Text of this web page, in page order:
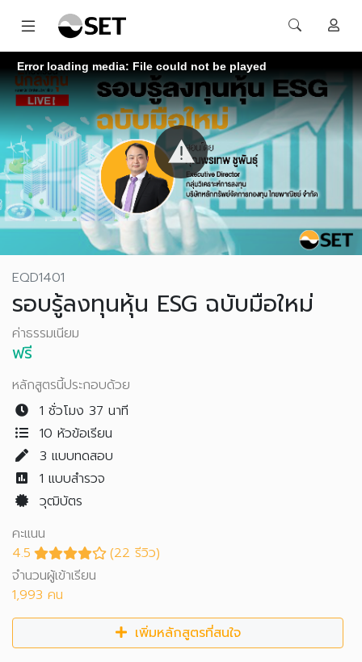
Error loading media: File could not be played
EQD1401
รอบรู้ลงทุนหุ้น ESG ฉบับมือใหม่
ค่าธรรมเนียม
ฟรี
หลักสูตรนี้ประกอบด้วย
1 ชั่วโมง 37 นาที
10 หัวข้อเรียน
3 แบบทดสอบ
1 แบบสำรวจ
วุฒิบัตร
คะแนน
4.5
(22 รีวิว)
จำนวนผู้เข้าเรียน
1,993 คน
เพิ่มหลักสูตรที่สนใจ